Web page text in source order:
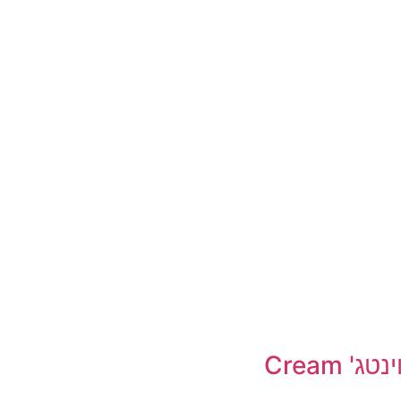
רשת חנויות וינטג' Cream